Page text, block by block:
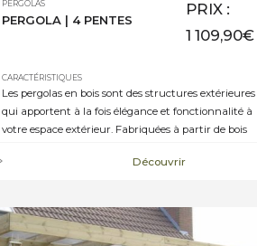
PERGOLAS
PERGOLA | 4 PENTES
PRIX :
1 109,90€
CARACTÉRISTIQUES
Les pergolas en bois sont des structures extérieures
qui apportent à la fois élégance et fonctionnalité à
votre espace extérieur. Fabriquées à partir de bois
intemporelle à n’importe quel jardin ou terrasse. Les
de […]
Découvrir